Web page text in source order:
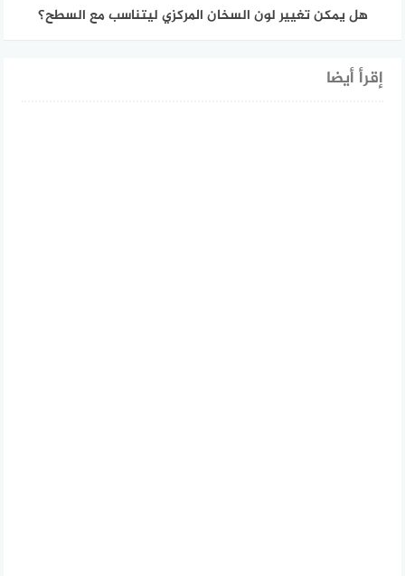
هل يمكن تغيير لون السخان المركزي ليتناسب مع السطح؟
إقرأ أيضا